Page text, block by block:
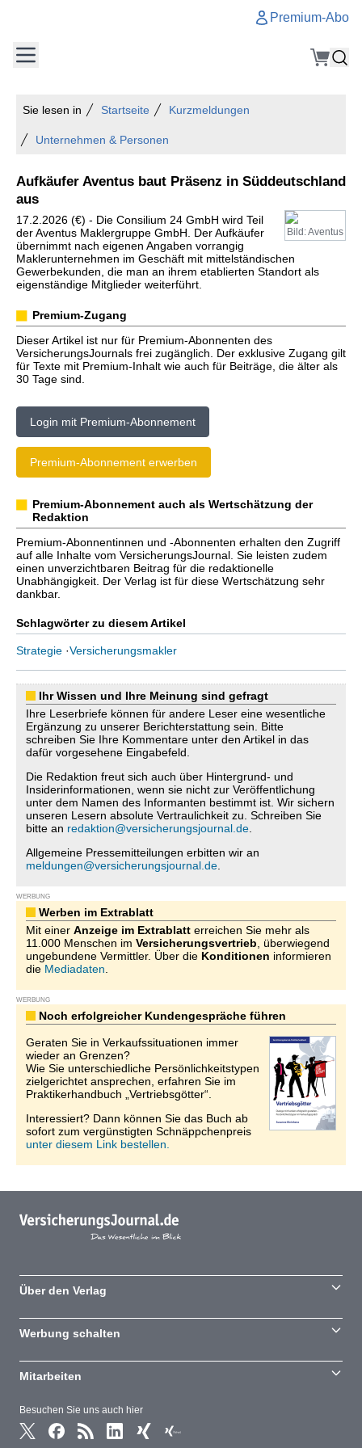
Premium-Abo
Sie lesen in Startseite Kurzmeldungen
Unternehmen & Personen
Aufkäufer Aventus baut Präsenz in Süddeutschland
aus
Bild: Aventus
17.2.2026 (€) - Die Consilium 24 GmbH wird Teil
der Aventus Maklergruppe GmbH. Der Aufkäufer
übernimmt nach eigenen Angaben vorrangig
Maklerunternehmen im Geschäft mit mittelständischen
Gewerbekunden, die man an ihrem etablierten Standort als
eigenständige Mitglieder weiterführt.
Premium-Zugang
Dieser Artikel ist nur für Premium-Abonnenten des
VersicherungsJournals frei zugänglich. Der exklusive Zugang gilt
für Texte mit Premium-Inhalt wie auch für Beiträge, die älter als
30 Tage sind.
Login mit Premium-Abonnement
Premium-Abonnement erwerben
Premium-Abonnement auch als Wertschätzung der
Redaktion
Premium-Abonnentinnen und -Abonnenten erhalten den Zugriff
auf alle Inhalte vom VersicherungsJournal. Sie leisten zudem
einen unverzichtbaren Beitrag für die redaktionelle
Unabhängigkeit. Der Verlag ist für diese Wertschätzung sehr
dankbar.
Schlagwörter zu diesem Artikel
Strategie ·Versicherungsmakler
Ihr Wissen und Ihre Meinung sind gefragt
Ihre Leserbriefe können für andere Leser eine wesentliche
Ergänzung zu unserer Berichterstattung sein. Bitte
schreiben Sie Ihre Kommentare unter den Artikel in das
dafür vorgesehene Eingabefeld.
Die Redaktion freut sich auch über Hintergrund- und
Insiderinformationen, wenn sie nicht zur Veröffentlichung
unter dem Namen des Informanten bestimmt ist. Wir sichern
unseren Lesern absolute Vertraulichkeit zu. Schreiben Sie
bitte an redaktion@versicherungsjournal.de
Allgemeine Pressemitteilungen erbitten wir an
meldungen@versicherungsjournal.de
WERBUNG
Werben im Extrablatt
Mit einer Anzeige im Extrablatt erreichen Sie mehr als
11.000 Menschen im Versicherungsvertrieb , überwiegend
ungebundene Vermittler. Über die Konditionen informieren
die Mediadaten
WERBUNG
Noch erfolgreicher Kundengespräche führen
Geraten Sie in Verkaufssituationen immer
wieder an Grenzen?
Wie Sie unterschiedliche Persönlichkeitstypen
zielgerichtet ansprechen, erfahren Sie im
Praktikerhandbuch „Vertriebsgötter“.
Interessiert? Dann können Sie das Buch ab
sofort zum vergünstigten Schnäppchenpreis
unter diesem Link bestellen.
Besuchen Sie uns auch hier
Über den Verlag
Werbung schalten
Mitarbeiten